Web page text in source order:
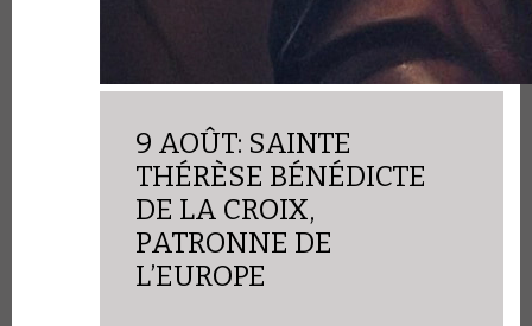
9 AOÛT: SAINTE
THÉRÈSE BÉNÉDICTE
DE LA CROIX,
PATRONNE DE
L’EUROPE